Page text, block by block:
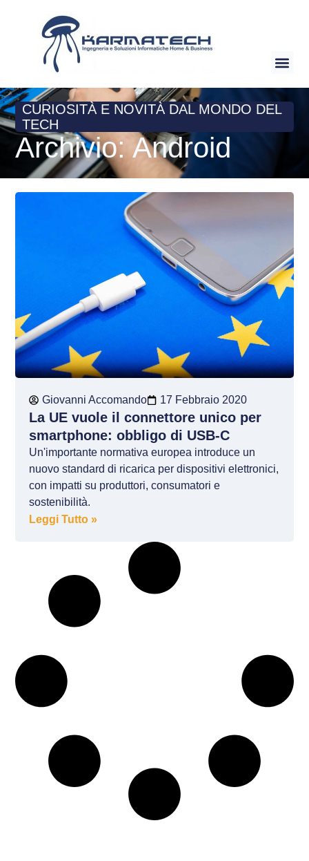
CURIOSITÀ E NOVITÀ DAL MONDO DEL
TECH
Archivio: Android
Giovanni Accomando 17 Febbraio 2020
La UE vuole il connettore unico per
smartphone: obbligo di USB-C
Un'importante normativa europea introduce un
nuovo standard di ricarica per dispositivi elettronici,
con impatti su produttori, consumatori e
sostenibilità.
Leggi Tutto »